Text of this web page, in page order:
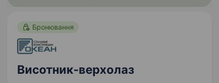
Бронювання
Висотник-верхолаз